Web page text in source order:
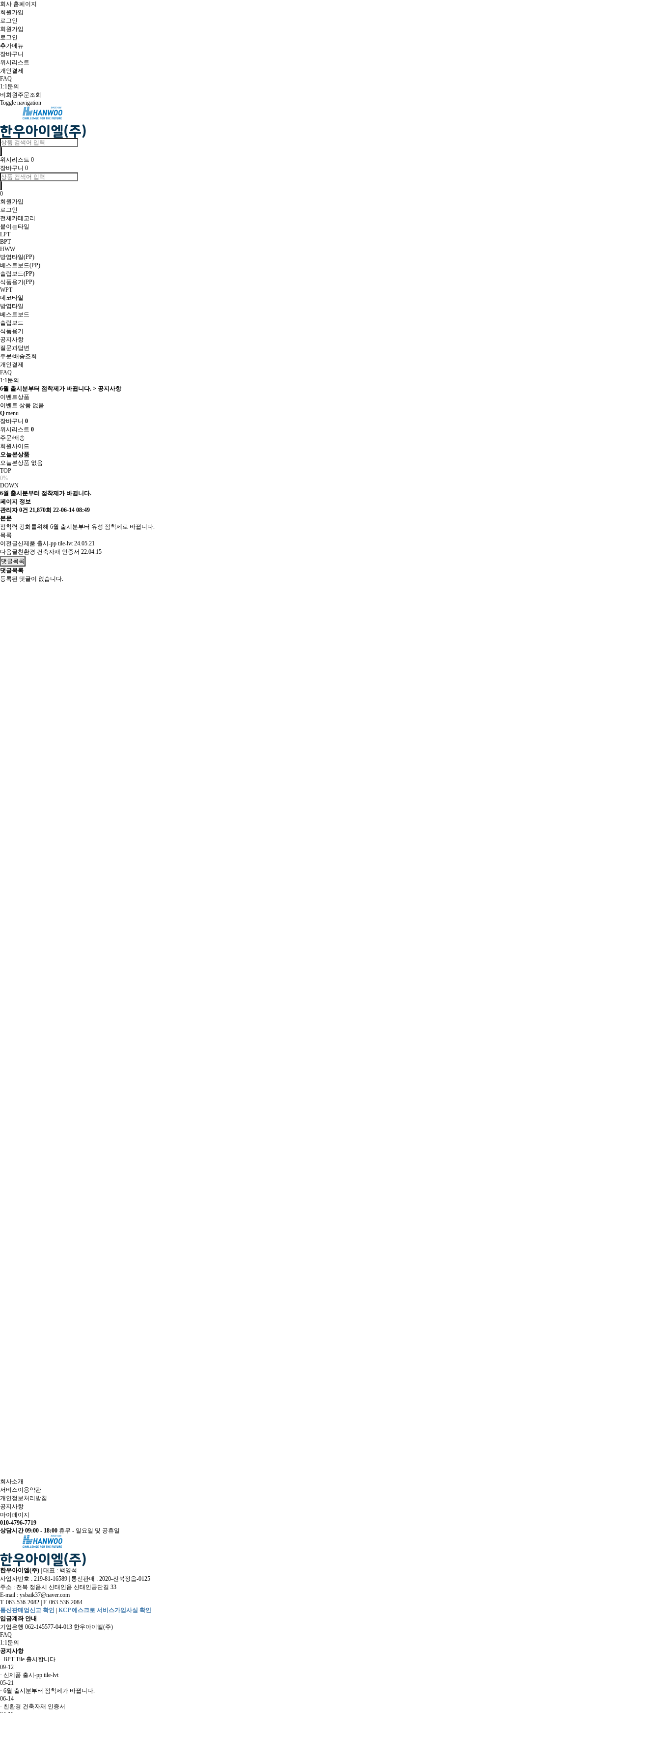
회사 홈페이지
회원가입
로그인
회원가입
로그인
추가메뉴
장바구니
위시리스트
개인결제
FAQ
1:1문의
비회원주문조회
Toggle navigation
위시리스트 0
장바구니 0
0
회원가입
로그인
전체카테고리
붙이는타일
LPT
BPT
HWW
방염타일(PP)
베스트보드(PP)
슬립보드(PP)
식품용기(PP)
WPT
데코타일
방염타일
베스트보드
슬립보드
식품용기
공지사항
질문과답변
주문/배송조회
개인결제
FAQ
1:1문의
6월 출시분부터 점착제가 바뀝니다. > 공지사항
이벤트상품
이벤트 상품 없음
Q menu
장바구니 0
위시리스트 0
주문/배송
회원사이드
오늘본상품
오늘본상품 없음
TOP
0%
DOWN
6월 출시분부터 점착제가 바뀝니다.
페이지 정보
관리자 0건 21,870회 22-06-14 08:49
본문
점착력 강화를위해 6월 출시분부터 유성 점착제로 바뀝니다.
목록
이전글신제품 출시-pp tile-lvt 24.05.21
다음글친환경 건축자재 인증서 22.04.15
댓글목록
댓글목록
등록된 댓글이 없습니다.
회사소개
서비스이용약관
개인정보처리방침
공지사항
마이페이지
010-4796-7719
상담시간 09:00 - 18:00 휴무 - 일요일 및 공휴일
한우아이엘(주) 대표 : 백영석
사업자번호 : 219-81-16589
통신판매 : 2020-전북정읍-0125
주소 : 전북 정읍시 신태인읍 신태인공단길 33
E-mail : ysbaik37@naver.com
T. 063-536-2082 F. 063-536-2084
통신판매업신고 확인
KCP 에스크로 서비스가입사실 확인
입금계좌 안내
기업은행 062-145577-04-013 한우아이엘(주)
FAQ
1:1문의
공지사항
· BPT Tile 출시합니다.
09-12
· 신제품 출시-pp tile-lvt
05-21
· 6월 출시분부터 점착제가 바뀝니다.
06-14
· 친환경 건축자재 인증서
04-15